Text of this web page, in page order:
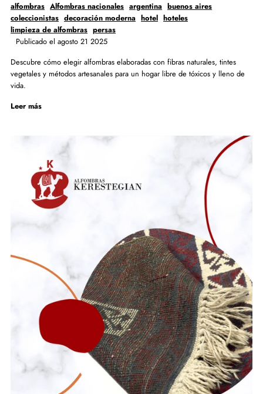
alfombras Alfombras nacionales argentina buenos aires
coleccionistas decoración moderna hotel hoteles
limpieza de alfombras persas
Publicado el agosto 21 2025
Descubre cómo elegir alfombras elaboradas con fibras naturales, tintes
vegetales y métodos artesanales para un hogar libre de tóxicos y lleno de
vida.
Leer más